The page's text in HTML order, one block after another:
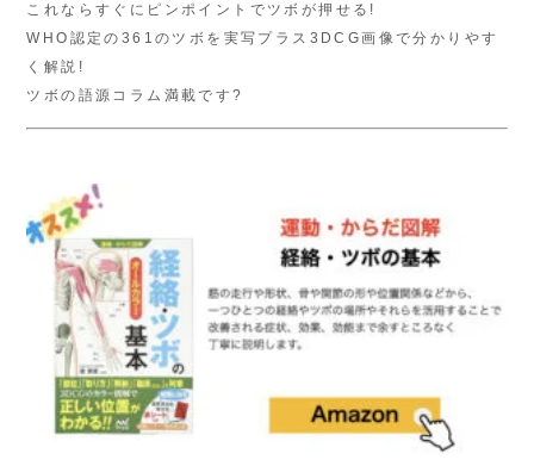
これならすぐにピンポイントでツボが押せる!
WHO認定の361のツボを実写プラス3DCG画像で分かりやす
く解説!
ツボの語源コラム満載です?